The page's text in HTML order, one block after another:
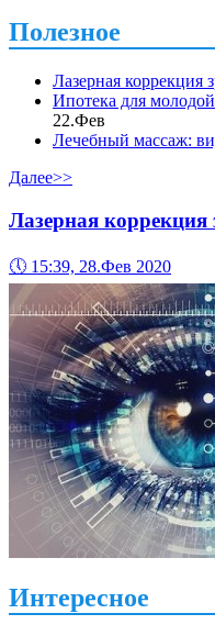
Полезное
Лазерная коррекция
Ипотека для
22.Фев
Лечебный массаж:
Далее>>
Лазерная коррекция
🕔 15:39, 28.Фев 2020
Интересное